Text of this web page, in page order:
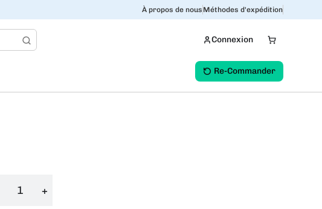
À propos de nous Méthodes d'expédition
Connexion
Re-Commander
+